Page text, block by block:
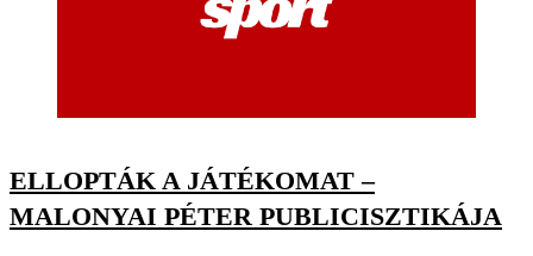
ELLOPTÁK A JÁTÉKOMAT –
MALONYAI PÉTER PUBLICISZTIKÁJA